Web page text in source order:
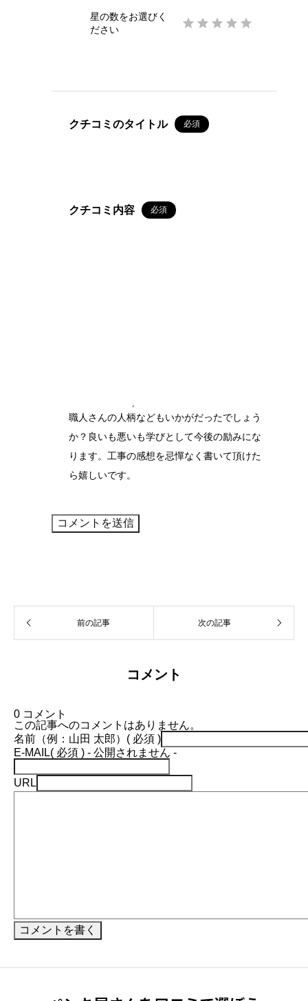
星の数をお選びく
ださい
    
クチコミのタイトル 必須
クチコミ内容 必須
職人さんの人柄などもいかがだったでしょう
か？良いも悪いも学びとして今後の励みにな
ります。工事の感想を忌憚なく書いて頂けた
ら嬉しいです。
e
a
前の記事 次の記事
コメント
0 コメント
この記事へのコメントはありません。
名前（例：山田 太郎） ( 必須 )
E-MAIL( 必須 ) - 公開されません -
URL